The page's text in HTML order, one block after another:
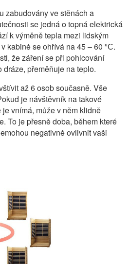
zabudovány ve stěnách a
se jedná o topná elektrická
k výměně tepla mezi lidským
kabině se ohřívá na 45 – 60 ºС.
že záření se při pohlcování
dráze, přeměňuje na teplo.
až 6 osob současně. Vše
je návštěvník na takové
vnímá, může v něm klidně
To je přesně doba, během které
negativně ovlivnit vaši